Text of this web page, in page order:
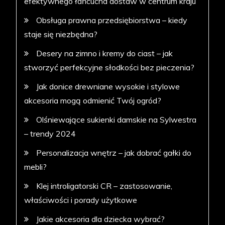
Obsługa prawna przedsiębiorstwa – kiedy
staje się niezbędna?
Desery na zimno i kremy do ciast – jak
stworzyć perfekcyjne słodkości bez pieczenia?
Jak donice drewniane wysokie i stylowe
akcesoria mogą odmienić Twój ogród?
Olśniewające sukienki damskie na Sylwestra
– trendy 2024
Personalizacja wnętrz – jak dobrać gałki do
mebli?
Klej introligatorski CR – zastosowanie,
właściwości i porady użytkowe
Jakie akcesoria dla dziecka wybrać?